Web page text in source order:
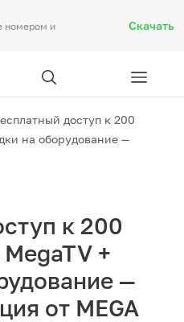
номером и
Скачать
Роуминг
доступ к 200
на оборудование —
к 200
+
—
от MEGA